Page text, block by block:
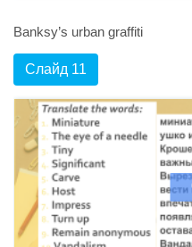
Banksy’s urban graffiti
Слайд 11